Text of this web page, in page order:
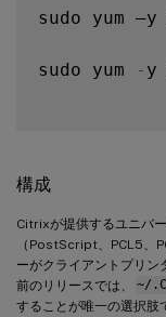
sudo yum
sudo yum - y
構成
Citrixが提供するユニバ
（PostScript、PCL5、
ーがクライアントプリン
前のリリースでは、
~/
することが唯一の選択